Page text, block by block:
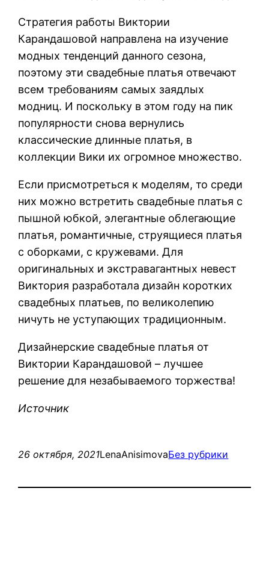
Стратегия работы Виктории
Карандашовой направлена на изучение
модных тенденций данного сезона,
поэтому эти свадебные платья отвечают
всем требованиям самых заядлых
модниц. И поскольку в этом году на пик
популярности снова вернулись
классические длинные платья, в
коллекции Вики их огромное множество.
Если присмотреться к моделям, то среди
них можно встретить свадебные платья с
пышной юбкой, элегантные облегающие
платья, романтичные, струящиеся платья
с оборками, с кружевами. Для
оригинальных и экстравагантных невест
Виктория разработала дизайн коротких
свадебных платьев, по великолепию
ничуть не уступающих традиционным.
Дизайнерские свадебные платья от
Виктории Карандашовой – лучшее
решение для незабываемого торжества!
Источник
26 октября, 2021LenaAnisimovaБез рубрики